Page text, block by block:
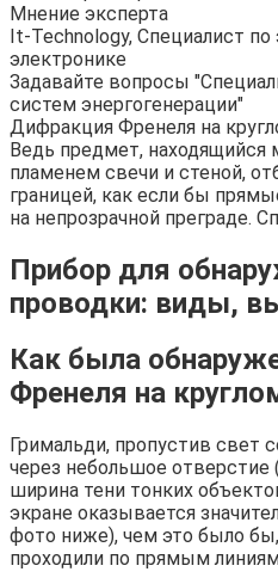
Мнение эксперта
It-Technology, Cпециалист
электронике
Задавайте вопросы
систем энергогенерации"
Дифракция Френеля на
Ведь предмет, находящийся
пламенем свечи и стеной,
границей, как если бы
на непрозрачной преграде.
Прибор для
проводки: виды,
Как была
Френеля на
Гримальди, пропустив свет
через небольшое отверстие
ширина тени тонких
экране оказывается
фото ниже), чем это было
проходили по прямым